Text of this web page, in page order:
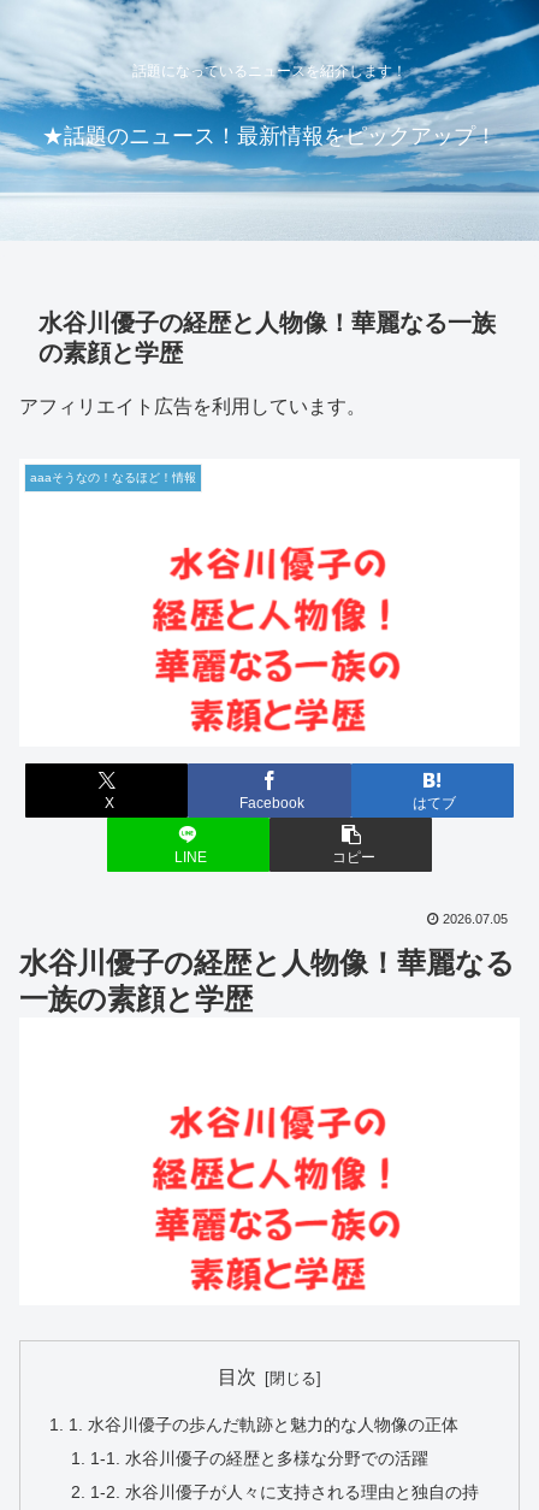
話題になっているニュースを紹介します！
★話題のニュース！最新情報をピックアップ！
水谷川優子の経歴と人物像！華麗なる一族
の素顔と学歴
アフィリエイト広告を利用しています。
aaaそうなの！なるほど！情報
X Facebook はてブ
LINE コピー
2026.07.05
水谷川優子の経歴と人物像！華麗なる
一族の素顔と学歴
目次
1. 水谷川優子の歩んだ軌跡と魅力的な人物像の正体
1-1. 水谷川優子の経歴と多様な分野での活躍
1-2. 水谷川優子が人々に支持される理由と独自の持